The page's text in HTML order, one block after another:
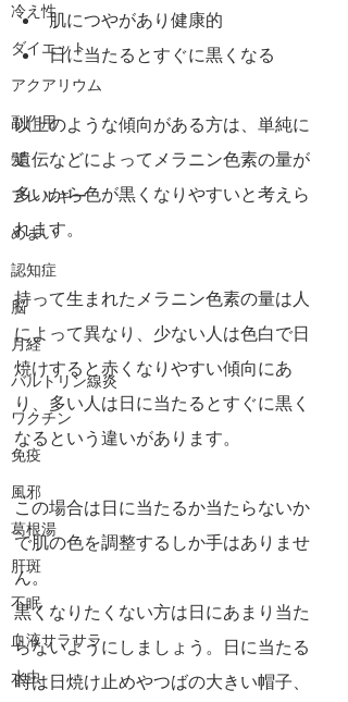
冷え性
ダイエット
アクアリウム
副作用
髪
アレルギー
めまい
認知症
脳
月経
バルトリン線炎
ワクチン
免疫
風邪
葛根湯
肝斑
不眠
血液サラサラ
水虫
肌につやがあり健康的
日に当たるとすぐに黒くなる
以上のような傾向がある方は、単純に
遺伝などによってメラニン色素の量が
多いから色が黒くなりやすいと考えら
れます。
持って生まれたメラニン色素の量は人
によって異なり、少ない人は色白で日
焼けすると赤くなりやすい傾向にあ
り、多い人は日に当たるとすぐに黒く
なるという違いがあります。
この場合は日に当たるか当たらないか
で肌の色を調整するしか手はありませ
ん。
黒くなりたくない方は日にあまり当た
らないようにしましょう。日に当たる
時は日焼け止めやつばの大きい帽子、